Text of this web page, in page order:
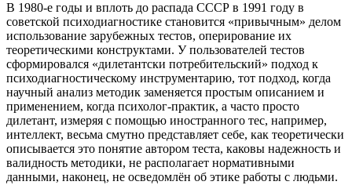
В 1980-е годы и вплоть до распада СССР в 1991 году в
советской психодиагностике становится «привычным» делом
использование зарубежных тестов, оперирование их
теоретическими конструктами. У пользователей тестов
сформировался «дилетантски потребительский» подход к
психодиагностическому инструментарию, тот подход, когда
научный анализ методик заменяется простым описанием и
применением, когда психолог-практик, а часто просто
дилетант, измеряя с помощью иностранного тес, например,
интеллект, весьма смутно представляет себе, как теоретически
описывается это понятие автором теста, каковы надежность и
валидность методики, не располагает нормативными
данными, наконец, не осведомлён об этике работы с людьми.